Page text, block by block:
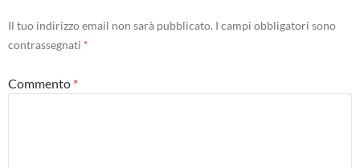
Il tuo indirizzo email non sarà pubblicato. I campi obbligatori sono
contrassegnati *
Commento *